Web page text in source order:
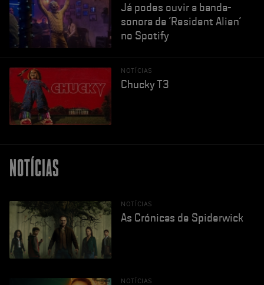
Já podes ouvir a banda-
sonora de 'Resident Alien'
no Spotify
NOTÍCIAS
Chucky T3
NOTÍCIAS
NOTÍCIAS
As Crónicas de Spiderwick
NOTÍCIAS